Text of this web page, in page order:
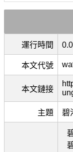
運行時間
本文代號
本文鏈接
主題 碧